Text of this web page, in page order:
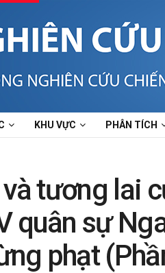
KHU VỰC PHÂN TÍCH
tương lai
quân sự
phạt